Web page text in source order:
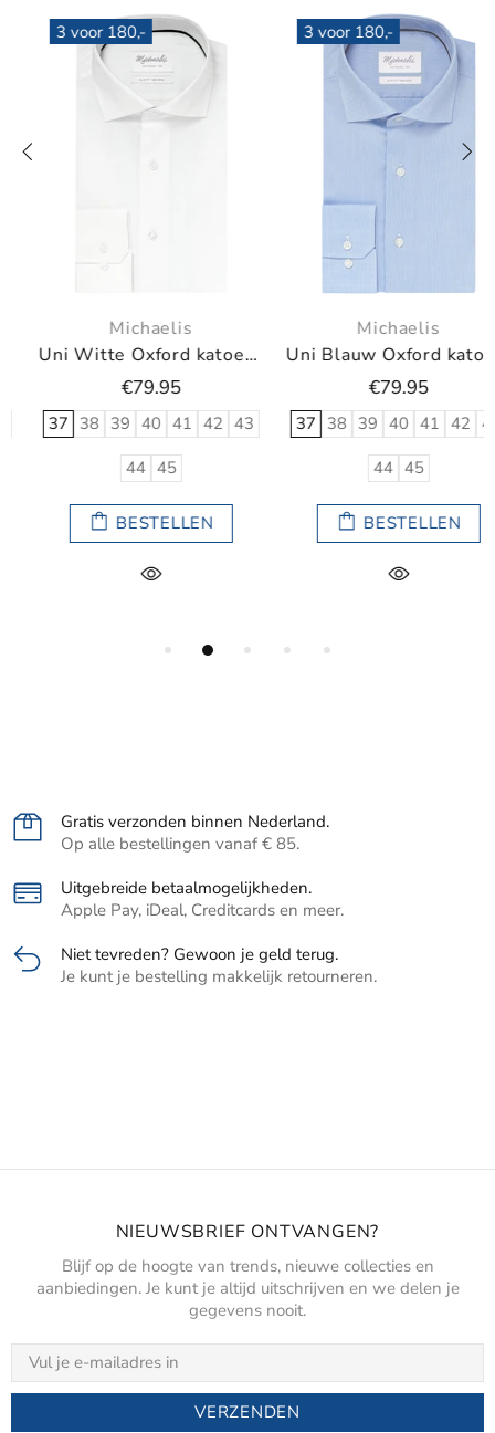
3 voor 180,-
Michaelis
Uni Blauw Oxford katoenen overhemd
€79.95
38 39 40 41 42
43
45
BESTELLEN
3 voor 180,-
Michaelis
Uni blauw overhemd
€79.95
38 39 40 41 42
43
45
BESTELLEN
Gratis verzonden binnen Nederland.
Op alle bestellingen vanaf € 85.
Uitgebreide betaalmogelijkheden.
Apple Pay, iDeal, Creditcards en meer.
Niet tevreden? Gewoon je geld terug.
Je kunt je bestelling makkelijk retourneren.
NIEUWSBRIEF ONTVANGEN?
Blijf op de hoogte van trends, nieuwe collecties en
aanbiedingen. Je kunt je altijd uitschrijven en we delen je
gegevens nooit.